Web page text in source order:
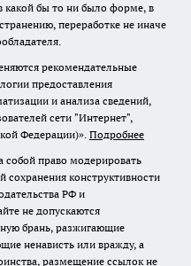
какой бы то ни было форме, в
переработке не иначе
рекомендательные
предоставления
и анализа сведений,
сети "Интернет",
Федерации)». Подробнее
собой право модерировать
конструктивности
РФ и
не допускаются
брань, разжигающие
ненависть или вражду, а
размещение ссылок не